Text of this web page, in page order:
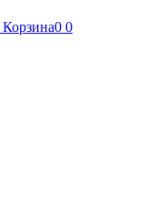
Корзина0 0